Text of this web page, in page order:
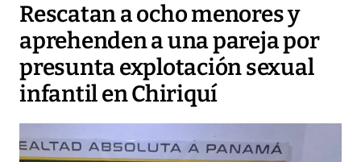
Rescatan a ocho menores y
aprehenden a una pareja por
presunta explotación sexual
infantil en Chiriquí